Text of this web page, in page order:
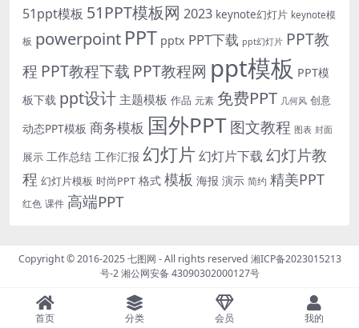
51ppt模板 51PPT模板网 2023 keynote幻灯片 keynote模
板 powerpoint PPT pptx PPT下载 ppt幻灯片 PPT教
程 PPT教程下载 PPT教程网 ppt模板 PPT模
板下载 ppt设计 主题模板 作品 元素 免费PPT 几何风 创意
动态PPT模板 商务模板 国外PPT图文教程 图表 封面
展示 工作总结 工作汇报 幻灯片 幻灯片下载 幻灯片教
程 幻灯片模板 时尚PPT 格式 模板 海报 演示 简约 精美PPT
红色 课件 高端PPT
Copyright © 2016-2025七图网 - All rights reserved 湘ICP备2023015213
号-2湘公网安备 43090302000127号
首页 分类 会员 我的